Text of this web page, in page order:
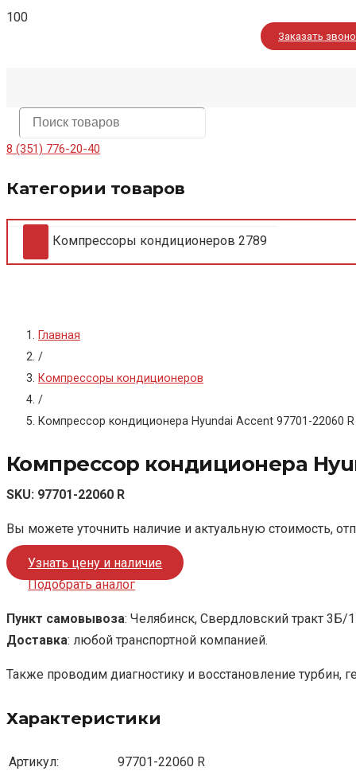
Заказать
8 (351) 776-20-40
Категории товаров
Компрессоры кондиционеров 2789
Главная
/
Компрессоры кондиционеров
/
Компрессор кондиционера Hyundai Accent 97701-22060 R
Компрессор кондиционера
SKU: 97701-22060 R
Вы можете уточнить наличие и актуальную стоимость,
Узнать цену и наличие
Подобрать аналог
Пункт самовывоза: Челябинск, Свердловский тракт 3Б/1
Доставка: любой транспортной компанией.
Также проводим диагностику и восстановление турбин,
Характеристики
Артикул:
97701-22060 R